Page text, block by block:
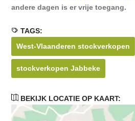
andere dagen is er vrije toegang.
TAGS:
West-Vlaanderen stockverkopen
stockverkopen Jabbeke
BEKIJK LOCATIE OP KAART: